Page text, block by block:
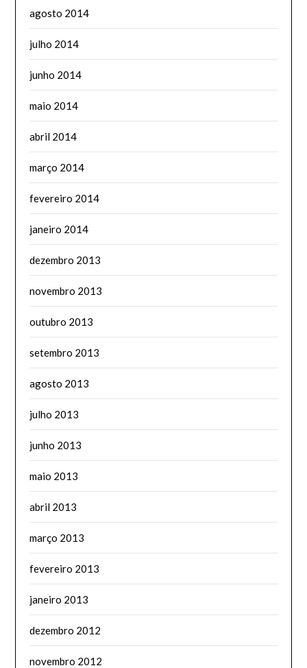
agosto 2014
julho 2014
junho 2014
maio 2014
abril 2014
março 2014
fevereiro 2014
janeiro 2014
dezembro 2013
novembro 2013
outubro 2013
setembro 2013
agosto 2013
julho 2013
junho 2013
maio 2013
abril 2013
março 2013
fevereiro 2013
janeiro 2013
dezembro 2012
novembro 2012